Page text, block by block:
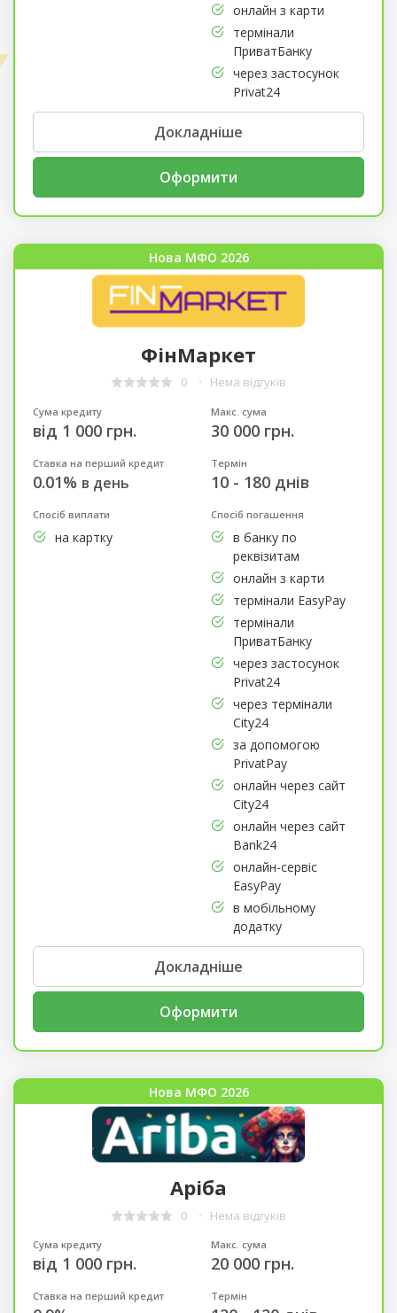
онлайн з карти
термінали
ПриватБанку
через застосунок
Privat24
Докладніше
Оформити
Нова МФО 2026
ФінМаркет
0 Нема відгуків
Сума кредиту
від 1 000 грн.
Макс. сума
30 000 грн.
Ставка на перший кредит
0.01% в день
Термін
10 - 180 днів
Спосіб виплати
на картку
Спосіб погашення
в банку по
реквізитам
онлайн з карти
термінали EasyPay
термінали
ПриватБанку
через застосунок
Privat24
через термінали
City24
за допомогою
PrivatPay
онлайн через сайт
City24
онлайн через сайт
Bank24
онлайн-сервіс
EasyPay
в мобільному
додатку
Докладніше
Оформити
Нова МФО 2026
Аріба
0 Нема відгуків
Сума кредиту
від 1 000 грн.
Макс. сума
20 000 грн.
Ставка на перший кредит Термін